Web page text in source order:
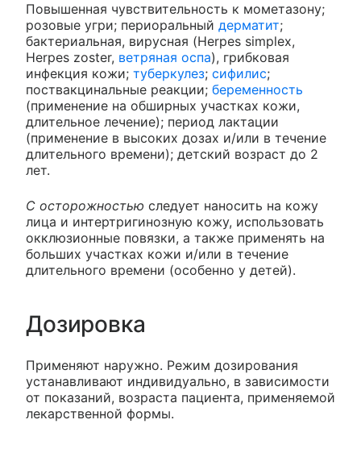
Повышенная чувствительность к мометазону;
розовые угри; периоральный дерматит;
бактериальная, вирусная (Herpes simplex,
Herpes zoster, ветряная оспа), грибковая
инфекция кожи; туберкулез; сифилис;
поствакцинальные реакции; беременность
(применение на обширных участках кожи,
длительное лечение); период лактации
(применение в высоких дозах и/или в течение
длительного времени); детский возраст до 2
лет.
С осторожностью следует наносить на кожу
лица и интертригинозную кожу, использовать
окклюзионные повязки, а также применять на
больших участках кожи и/или в течение
длительного времени (особенно у детей).
Дозировка
Применяют наружно. Режим дозирования
устанавливают индивидуально, в зависимости
от показаний, возраста пациента, применяемой
лекарственной формы.